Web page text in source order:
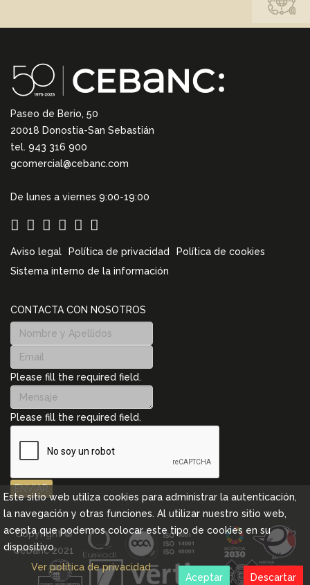
Paseo de Berio, 50
20018 Donostia-San Sebastián
tel. 943 316 900
gcomercial@cebanc.com
De lunes a viernes 9:00-19:00
Aviso legal Política de privacidad
Política de cookies
Sistema interno de la información
CONTACTA CON NOSOTROS
Please fill the required field.
Please fill the required field.
ENVIAR
Copyright ©
Cebanc 2021
Este sitio web utiliza cookies para administrar la autenticación,
la navegación y otras funciones. Al utilizar nuestro sitio web,
acepta que podemos colocar este tipo de cookies en su
dispositivo.
Ver política de privacidad
Descartar
Aceptar